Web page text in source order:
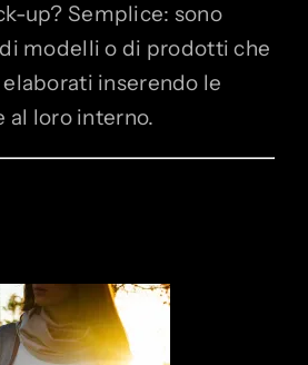
up? Semplice: sono
modelli o di prodotti che
inserendo le
al loro interno.